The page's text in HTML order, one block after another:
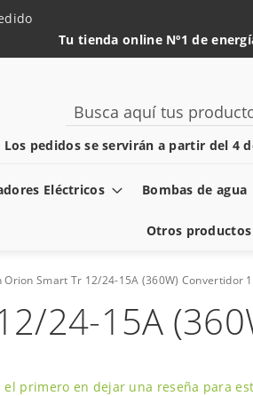
Tu tienda online Nº1 de
pedidos se servirán a partir del 4
Search
Eléctricos Bombas de agua
Otros productos
Orion Smart Tr 12/24-15A (360W) Convertidor
24-15A
el primero en dejar una reseña para